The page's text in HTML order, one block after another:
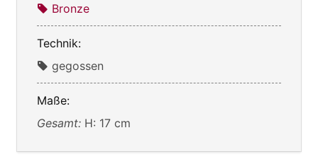
Bronze
Technik:
gegossen
Maße:
Gesamt: H: 17 cm